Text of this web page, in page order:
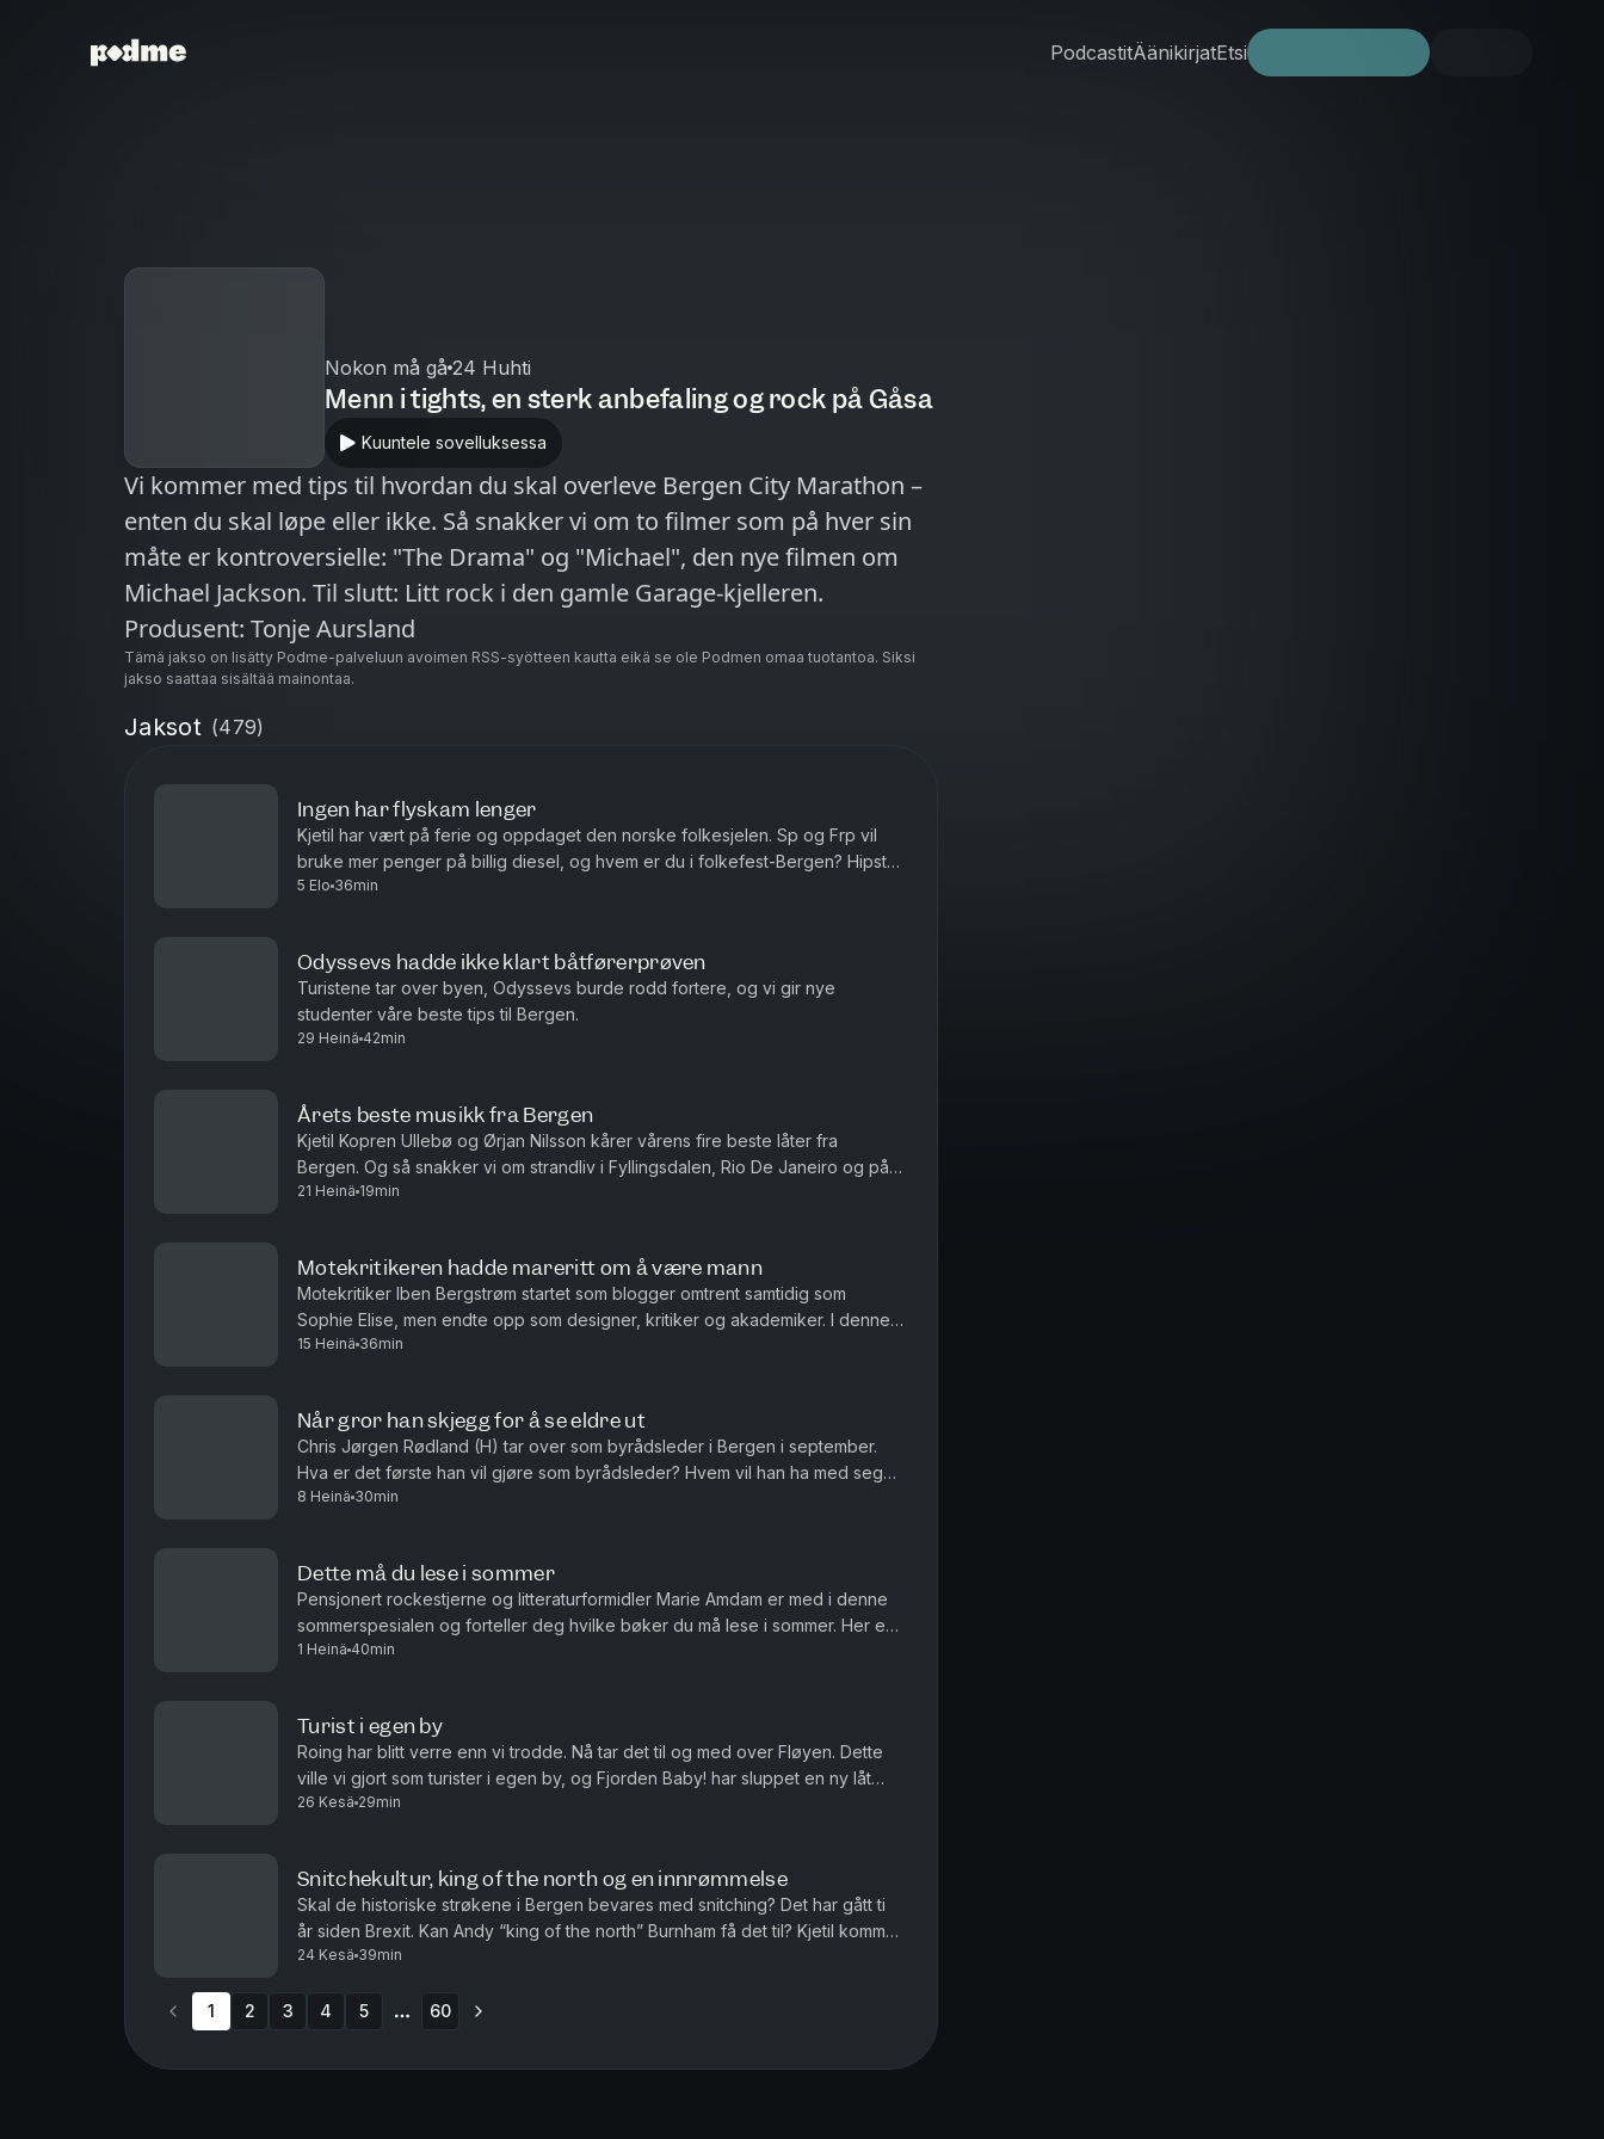
PodcastitÄänikirjatEtsi
Nokon må gå 24 Huhti
Menn i tights, en sterk anbefaling og rock på Gåsa
Kuuntele sovelluksessa
Vi kommer med tips til hvordan du skal overleve Bergen City Marathon –
enten du skal løpe eller ikke. Så snakker vi om to filmer som på hver sin
måte er kontroversielle: "The Drama" og "Michael", den nye filmen om
Michael Jackson. Til slutt: Litt rock i den gamle Garage-kjelleren.
Produsent: Tonje Aursland
Tämä jakso on lisätty Podme-palveluun avoimen RSS-syötteen kautta eikä se ole Podmen omaa tuotantoa. Siksi
jakso saattaa sisältää mainontaa.
Jaksot (479)
Ingen har flyskam lenger
Kjetil har vært på ferie og oppdaget den norske folkesjelen. Sp og Frp vil
bruke mer penger på billig diesel, og hvem er du i folkefest-Bergen? Hipster
eller stril?
5 Elo 36min
Odyssevs hadde ikke klart båtførerprøven
Turistene tar over byen, Odyssevs burde rodd fortere, og vi gir nye
studenter våre beste tips til Bergen.
29 Heinä 42min
Årets beste musikk fra Bergen
Kjetil Kopren Ullebø og Ørjan Nilsson kårer vårens fire beste låter fra
Bergen. Og så snakker vi om strandliv i Fyllingsdalen, Rio De Janeiro og på
Karmøy.
21 Heinä 19min
Motekritikeren hadde mareritt om å være mann
Motekritiker Iben Bergstrøm startet som blogger omtrent samtidig som
Sophie Elise, men endte opp som designer, kritiker og akademiker. I denne
sommerspesialen av Nokon må gå forklarer hun sammenhengen...
15 Heinä 36min
Når gror han skjegg for å se eldre ut
Chris Jørgen Rødland (H) tar over som byrådsleder i Bergen i september.
Hva er det første han vil gjøre som byrådsleder? Hvem vil han ha med seg
på laget? Og ikke minst, hva med bybanen? Alt dette og ...
8 Heinä 30min
Dette må du lese i sommer
Pensjonert rockestjerne og litteraturformidler Marie Amdam er med i denne
sommerspesialen og forteller deg hvilke bøker du må lese i sommer. Her er
det tips til både litteraturnerder, småbarnsforeldre...
1 Heinä 40min
Turist i egen by
Roing har blitt verre enn vi trodde. Nå tar det til og med over Fløyen. Dette
ville vi gjort som turister i egen by, og Fjorden Baby! har sluppet en ny låt
som passer perfekt til å beskrive kommentato...
26 Kesä 29min
Snitchekultur, king of the north og en innrømmelse
Skal de historiske strøkene i Bergen bevares med snitching? Det har gått ti
år siden Brexit. Kan Andy “king of the north” Burnham få det til? Kjetil kommer
også med en innrømmelse i den siste ordinære...
24 Kesä 39min
1 2 3 4 5 60